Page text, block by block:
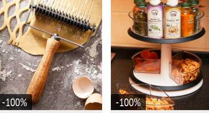
-100% -100%